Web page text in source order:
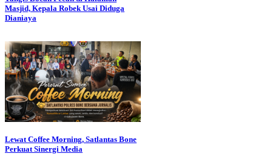
Masjid, Kepala Robek Usai Diduga
Dianiaya
Lewat Coffee Morning, Satlantas Bone
Perkuat Sinergi Media